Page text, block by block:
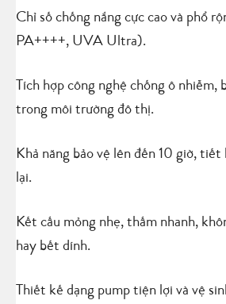
Chỉ số chống nắng cực cao và phổ
PA++++, UVA Ultra).
Tích hợp công nghệ chống ô nhiễm,
trong môi trường đô thị.
Khả năng bảo vệ lên đến 10 giờ,
lại.
Kết cấu mỏng nhẹ, thấm nhanh,
hay bết dính.
Thiết kế dạng pump tiện lợi và vệ